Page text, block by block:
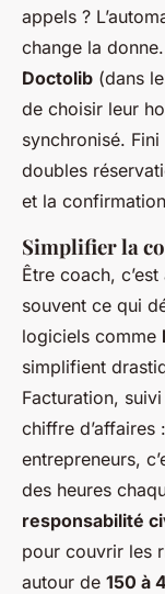
appels ?
change la
Doctolib (dans
de choisir leur
synchronisé.
doubles
et la
Simplifier la
Être coach,
souvent ce qui
logiciels comme
simplifient
Facturation,
chiffre
entrepreneurs,
des heures
responsabilité
pour couvrir les
autour de 150 à